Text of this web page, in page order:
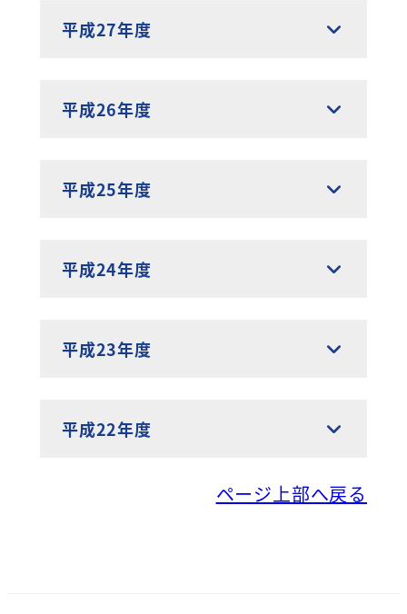
平成27年度
平成26年度
平成25年度
平成24年度
平成23年度
平成22年度
ページ上部へ戻る